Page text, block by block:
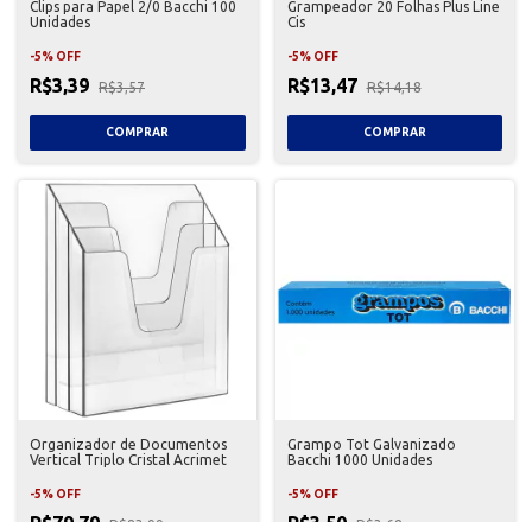
Clips para Papel 2/0 Bacchi 100
Unidades
-5% OFF
R$3,39 R$3,57
Grampeador 20 Folhas Plus Line
Cis
-5% OFF
R$13,47 R$14,18
Organizador de Documentos
Vertical Triplo Cristal Acrimet
-5% OFF
Grampo Tot Galvanizado
Bacchi 1000 Unidades
-5% OFF